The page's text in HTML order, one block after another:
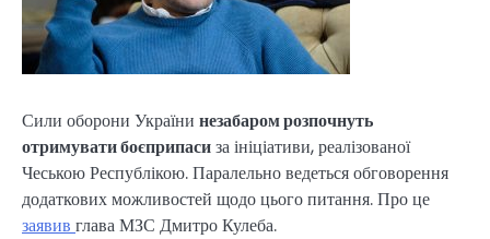
Сили оборони України незабаром розпочнуть
отримувати боєприпасиза ініціативи, реалізованої
Чеською Республікою. Паралельно ведеться обговорення
додаткових можливостей щодо цього питання. Про це
заявив глава МЗС Дмитро Кулеба.